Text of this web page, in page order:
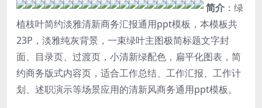
简介 ：绿
植枝叶简约淡雅清新商务汇报通用ppt模板，本模板共
23P，淡雅纯灰背景，一束绿叶主图极简标题文字封
面、目录页、过渡页，小清新绿配色，扁平化图表，简
约商务版式内容页，适合工作总结、工作汇报、工作计
划、述职演示等场景应用的清新风商务通用ppt模板。